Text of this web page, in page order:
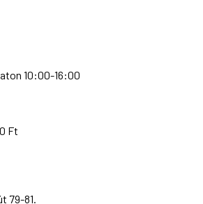
10:00-16:00
Ft
79-81.